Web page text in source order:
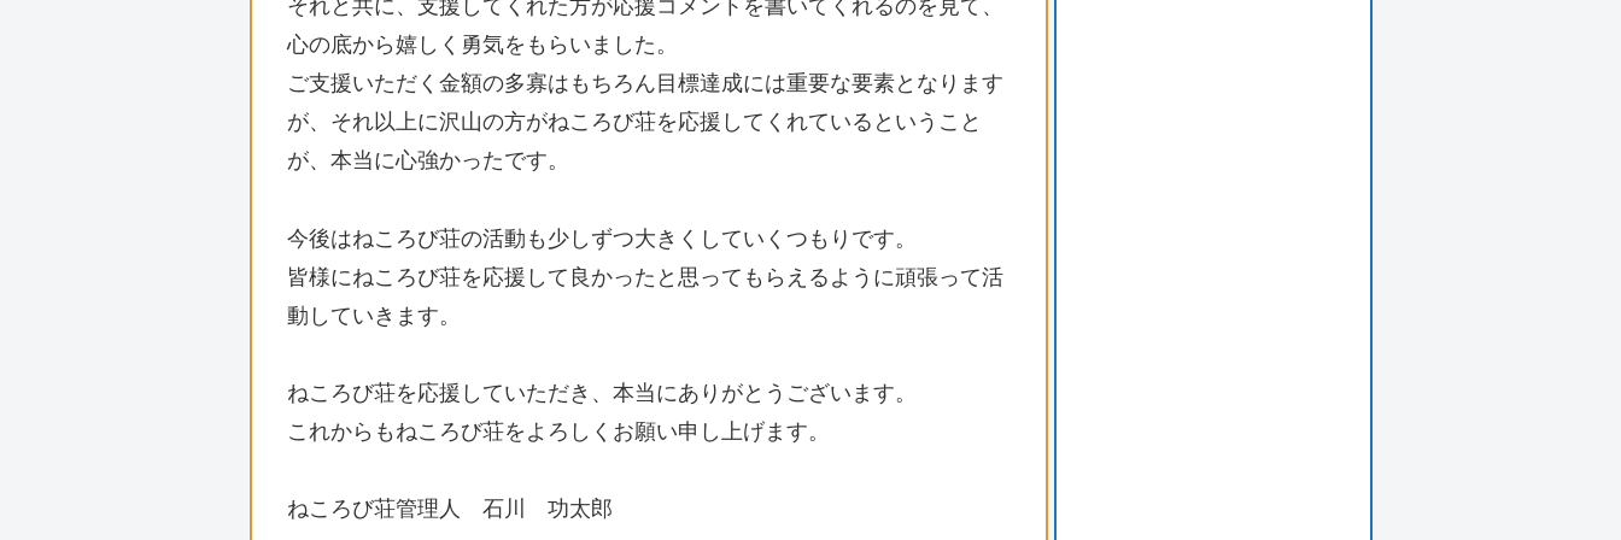
それと共に、支援してくれた方が応援コメントを書いてくれるのを見て、
心の底から嬉しく勇気をもらいました。
ご支援いただく金額の多寡はもちろん目標達成には重要な要素となります
が、それ以上に沢山の方がねころび荘を応援してくれているということ
が、本当に心強かったです。
今後はねころび荘の活動も少しずつ大きくしていくつもりです。
皆様にねころび荘を応援して良かったと思ってもらえるように頑張って活
動していきます。
ねころび荘を応援していただき、本当にありがとうございます。
これからもねころび荘をよろしくお願い申し上げます。
ねころび荘管理人 石川 功太郎